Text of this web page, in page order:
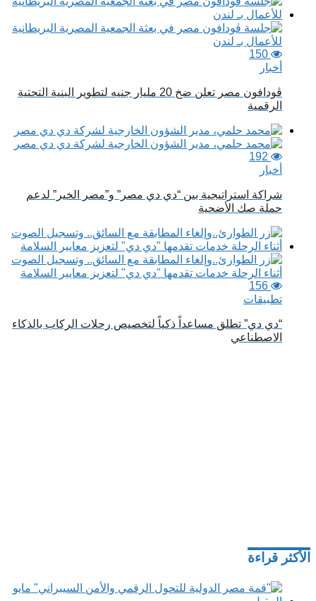
150
أخبار
ڤودافون مصر تعلن ضخ 20 مليار جنيه لتطوير البنية التحتية
الرقمية
192
أخبار
شراكة استراتيجية بين “دي دي مصر” و”مصر الخير” لدعم
حملة صك الأضحية
156
تطبيقات
“دي دي” تطلق مساعداً ذكياً لتخصيص رحلات الركاب بالذكاء
الاصطناعي
الأكثر قراءة